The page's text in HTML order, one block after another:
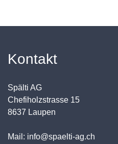
Kontakt
Spälti AG
Chefiholzstrasse 15
8637 Laupen
Mail: info@spaelti-ag.ch